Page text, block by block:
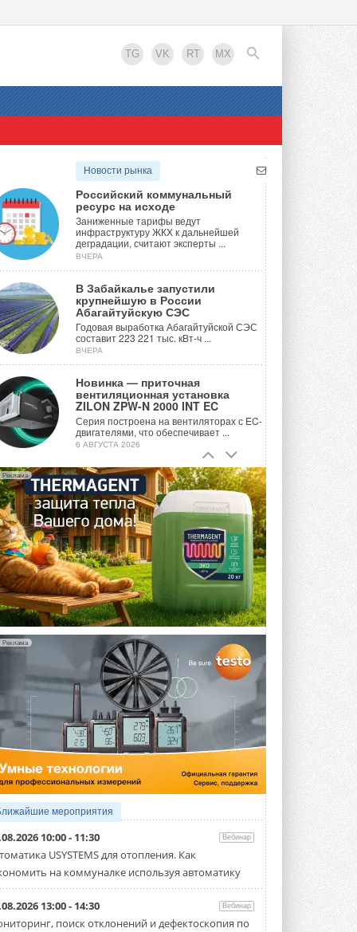
TG VK RT MX
EN
Новости рынка
Российский коммунальный
ресурс на исходе
Заниженные тарифы ведут
инфраструктуру ЖКХ к дальнейшей
деградации, считают эксперты ...
ВЧЕРА
В Забайкалье запустили
крупнейшую в России
Абагайтуйскую СЭС
Годовая выработка Абагайтуйской СЭС
составит 223 221 тыс. кВт-ч ...
ВЧЕРА
Новинка — приточная
вентиляционная установка
ZILON ZPW-N 2000 INT EC
Серия построена на вентиляторах с EC-
двигателями, что обеспечивает ...
6 АВГУСТА 2026
Учёные ЮУрГУ создали
каскадную установку,
объединяющую солнечную и
геотермальную энергию
Природосберегающие технологии ...
6 АВГУСТА 2026
Для Арктики создали
технологию защиты
ветрогенераторов от аварий
Разработка учитывает влияние
мерзлоты, обледенения и снеговых ...
6 АВГУСТА 2026
Гибридный тепловой насос PV/T
с одним общим испарителем
Исследователи предложили
конструкцию двухисточникового ...
5 АВГУСТА 2026
21-й ежегодный форум
«ЦОД-2026»
Мероприятие пройдет 2-3 сентября в
отеле Radisson Slavyanskaya. Форум
посетит более двух тысяч участников ...
5 АВГУСТА 2026
Китайская Shenling представила
линейку тепловых насосов
«воздух-вода» на R290
Серия ThermaX R290 All-In-One
включает три модели ...
Реклама
Реклама
мероприятия
10:00 - 11:30 Вебинар
USYSTEMS для отопления. Как
на коммуналке используя автоматику
13:00 - 14:30 Вебинар
поиск отклонений и дефектоскопия по